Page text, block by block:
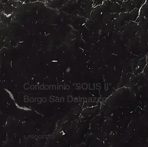
Condominio "SOLIS II"
Borgo San Dalmazzo
IL PROGETTO